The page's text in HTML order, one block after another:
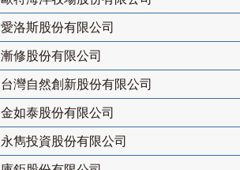
愛洛斯股份有限公司
漸修股份有限公司
台灣自然創新股份有限公司
金如泰股份有限公司
永雋投資股份有限公司